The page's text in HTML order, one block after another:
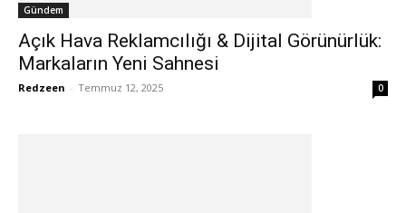
Gündem
Açık Hava Reklamcılığı & Dijital Görünürlük:
Markaların Yeni Sahnesi
Redzeen - Temmuz 12, 2025 0